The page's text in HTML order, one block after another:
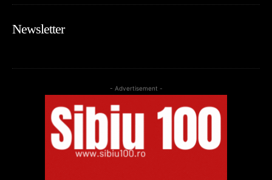
Newsletter
- Advertisement -